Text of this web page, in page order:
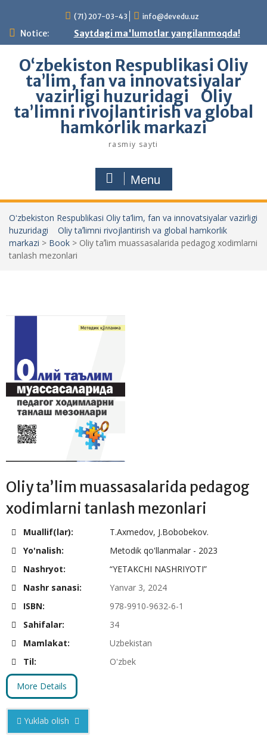
content
(71) 207-03-43 info@devedu.uz
Notice: Saytdagi ma'lumotlar yangilanmoqda!
Oʻzbekiston Respublikasi Oliy
ta’lim, fan va innovatsiyalar
vazirligi huzuridagi Oliy
taʼlimni rivojlantirish va global
hamkorlik markazi
rasmiy sayti
Menu
Oʻzbekiston Respublikasi Oliy ta’lim, fan va innovatsiyalar vazirligi
huzuridagi Oliy taʼlimni rivojlantirish va global hamkorlik
markazi > Book > Oliy taʼlim muassasalarida pedagog xodimlarni
tanlash mezonlari
Oliy taʼlim muassasalarida pedagog
xodimlarni tanlash mezonlari
Muallif(lar):
T.Axmedov, J.Bobobekov.
Yo'nalish:
Metodik qo'llanmalar - 2023
Nashryot:
“YETAKCHI NASHRIYOTI”
Nashr sanasi:
Yanvar 3, 2024
ISBN:
978-9910-9632-6-1
Sahifalar:
34
Mamlakat:
Uzbekistan
Til:
O'zbek
More Details
Yuklab olish